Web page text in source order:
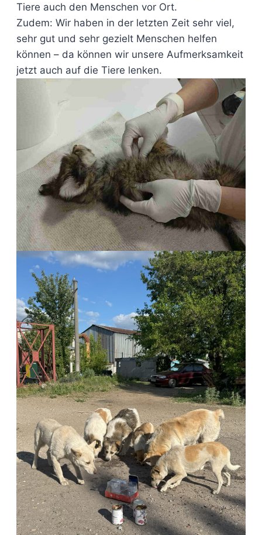
Tiere auch den Menschen vor Ort.
Zudem: Wir haben in der letzten Zeit sehr viel,
sehr gut und sehr gezielt Menschen helfen
können – da können wir unsere Aufmerksamkeit
jetzt auch auf die Tiere lenken.